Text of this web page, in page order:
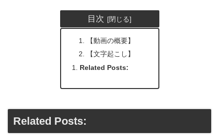
目次
【動画の概要】
【文字起こし】
Related Posts:
Related Posts: